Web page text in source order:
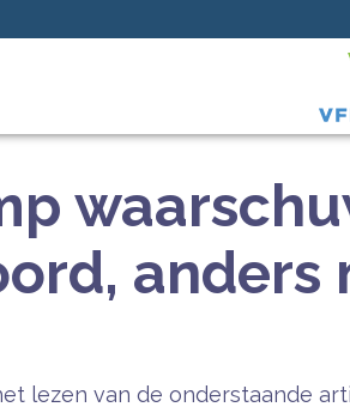
anders
lezen van de onderstaande